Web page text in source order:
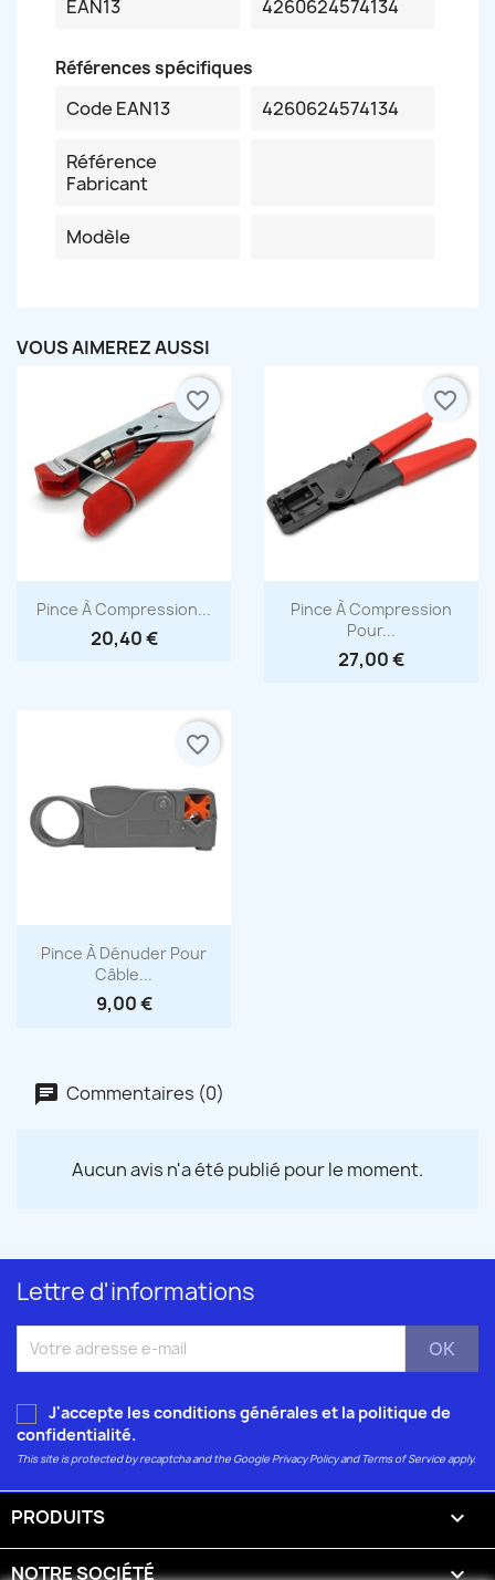
EAN13 4260624574134
Références spécifiques
Code EAN13 4260624574134
Référence
Fabricant
Modèle
VOUS AIMEREZ AUSSI
Aperçu rapide
Pince À Compression...
20,40 €
favorite_border
Aperçu rapide
Pince À Compression
Pour...
27,00 €
favorite_border
Aperçu rapide
Pince À Dénuder Pour
Câble...
9,00 €
favorite_border
Commentaires (0)
Aucun avis n'a été publié pour le moment.
Lettre d'informations
J'accepte les conditions générales et la politique de
confidentialité.
This site is protected by recaptcha and the GooglePrivacy PolicyandTerms of Serviceapply.
PRODUITS 
NOTRE SOCIÉTÉ 